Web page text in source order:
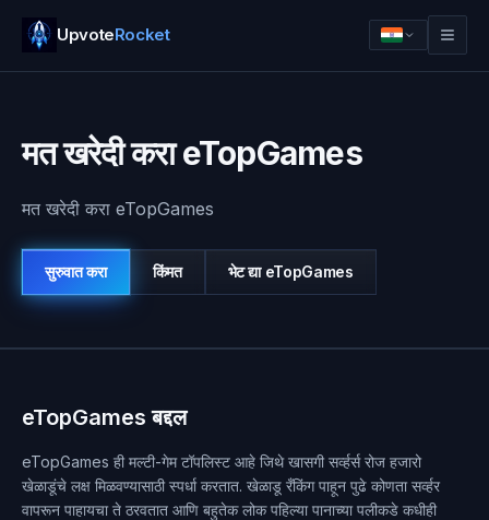
UpvoteRocket
मत खरेदी करा eTopGames
मत खरेदी करा eTopGames
सुरुवात करा किंमत भेट द्या eTopGames
eTopGames बद्दल
eTopGames ही मल्टी-गेम टॉपलिस्ट आहे जिथे खासगी सर्व्हर्स रोज हजारो
खेळाडूंचे लक्ष मिळवण्यासाठी स्पर्धा करतात. खेळाडू रँकिंग पाहून पुढे कोणता सर्व्हर
वापरून पाहायचा ते ठरवतात आणि बहुतेक लोक पहिल्या पानाच्या पलीकडे कधीही